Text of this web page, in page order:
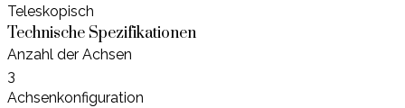
Teleskopisch
Technische Spezifikationen
Anzahl der Achsen
3
Achsenkonfiguration